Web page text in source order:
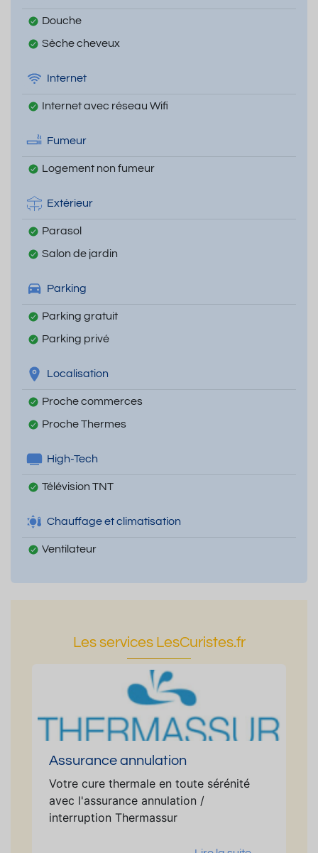
Douche
Sèche cheveux
Internet
Internet avec réseau Wifi
Fumeur
Logement non fumeur
Extérieur
Parasol
Salon de jardin
Parking
Parking gratuit
Parking privé
Localisation
Proche commerces
Proche Thermes
High-Tech
Télévision TNT
Chauffage et climatisation
Ventilateur
Les services LesCuristes.fr
Assurance annulation
Votre cure thermale en toute sérénité
avec l'assurance annulation /
interruption Thermassur